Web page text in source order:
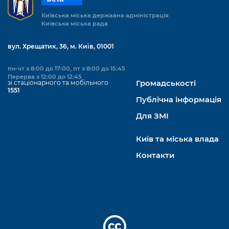
Київська міська державна адміністрація
Київська міська рада
вул. Хрещатик, 36, м. Київ, 01001
пн-чт з 8:00 до 17:00, пт з 8:00 до 15:45
Перерва з 12:00 до 12:45
зі стаціонарного та мобільного
1551
Громадськості
Публічна інформація
Для ЗМІ
Київ та міська влада
Контакти